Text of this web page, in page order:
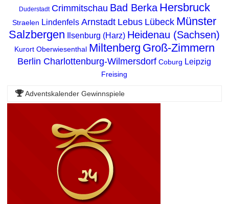
Duderstadt Crimmitschau Bad Berka Hersbruck
Straelen Lindenfels Arnstadt Lebus Lübeck Münster
Salzbergen
Ilsenburg (Harz) Heidenau (Sachsen)
Kurort Oberwiesenthal Miltenberg Groß-Zimmern
Berlin Charlottenburg-Wilmersdorf Coburg Leipzig
Freising
Adventskalender Gewinnspiele